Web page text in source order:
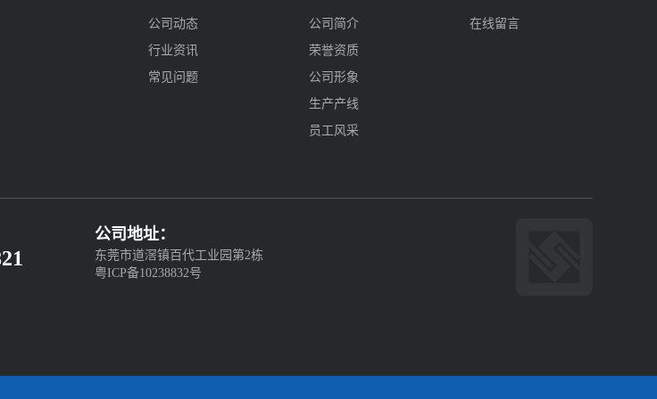
公司动态
行业资讯
常见问题
公司简介
荣誉资质
公司形象
生产产线
员工风采
在线留言
公司地址：
东莞市道滘镇百代工业园第2栋
粤ICP备10238832号